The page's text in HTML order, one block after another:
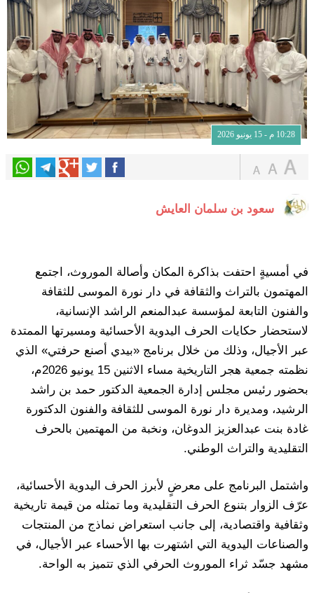
10:28 م - 15 يونيو 2026
سعود بن سلمان العايش
في أمسيةٍ احتفت بذاكرة المكان وأصالة الموروث، اجتمع
المهتمون بالتراث والثقافة في دار نورة الموسى للثقافة
والفنون التابعة لمؤسسة عبدالمنعم الراشد الإنسانية،
لاستحضار حكايات الحرف اليدوية الأحسائية ومسيرتها الممتدة
عبر الأجيال، وذلك من خلال برنامج «بيدي أصنع حرفتي» الذي
نظمته جمعية هجر التاريخية مساء الاثنين 15 يونيو 2026م،
بحضور رئيس مجلس إدارة الجمعية الدكتور حمد بن راشد
الرشيد، ومديرة دار نورة الموسى للثقافة والفنون الدكتورة
غادة بنت عبدالعزيز الدوغان، ونخبة من المهتمين بالحرف
التقليدية والتراث الوطني.
واشتمل البرنامج على معرضٍ لأبرز الحرف اليدوية الأحسائية،
عرّف الزوار بتنوع الحرف التقليدية وما تمثله من قيمة تاريخية
وثقافية واقتصادية، إلى جانب استعراض نماذج من المنتجات
والصناعات اليدوية التي اشتهرت بها الأحساء عبر الأجيال، في
مشهد جسّد ثراء الموروث الحرفي الذي تتميز به الواحة.